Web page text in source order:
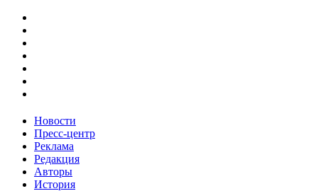
Новости
Пресс-центр
Реклама
Редакция
Авторы
История